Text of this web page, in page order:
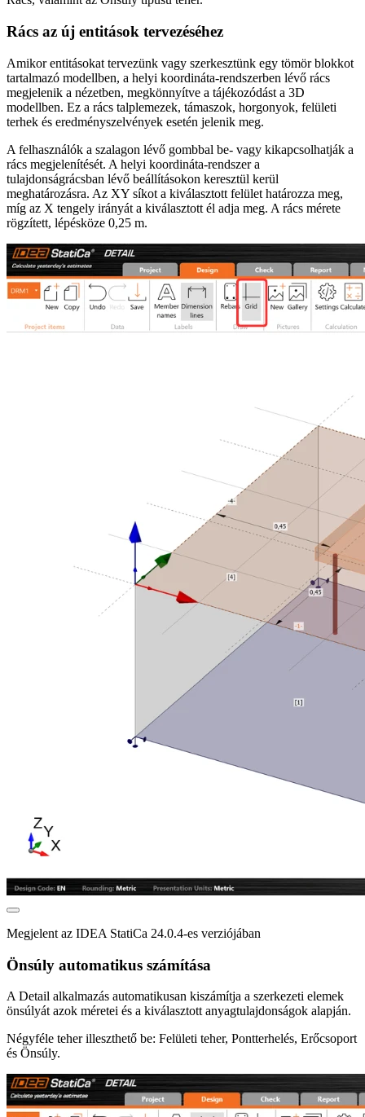
Rács az új entitások tervezéséhez
Amikor entitásokat tervezünk vagy szerkesztünk egy tömör blokkot
tartalmazó modellben, a helyi koordináta-rendszerben lévő rács
megjelenik a nézetben, megkönnyítve a tájékozódást a 3D
modellben. Ez a rács talplemezek, támaszok, horgonyok, felületi
terhek és eredményszelvények esetén jelenik meg.
A felhasználók a szalagon lévő gombbal be- vagy kikapcsolhatják a
rács megjelenítését. A helyi koordináta-rendszer a
tulajdonságrácsban lévő beállításokon keresztül kerül
meghatározásra. Az XY síkot a kiválasztott felület határozza meg,
míg az X tengely irányát a kiválasztott él adja meg. A rács mérete
rögzített, lépésköze 0,25 m.
Megjelent az IDEA StatiCa 24.0.4-es verziójában
Önsúly automatikus számítása
A Detail alkalmazás automatikusan kiszámítja a szerkezeti elemek
önsúlyát azok méretei és a kiválasztott anyagtulajdonságok alapján.
Négyféle teher illeszthető be: Felületi teher, Pontterhelés, Erőcsoport
és Önsúly.